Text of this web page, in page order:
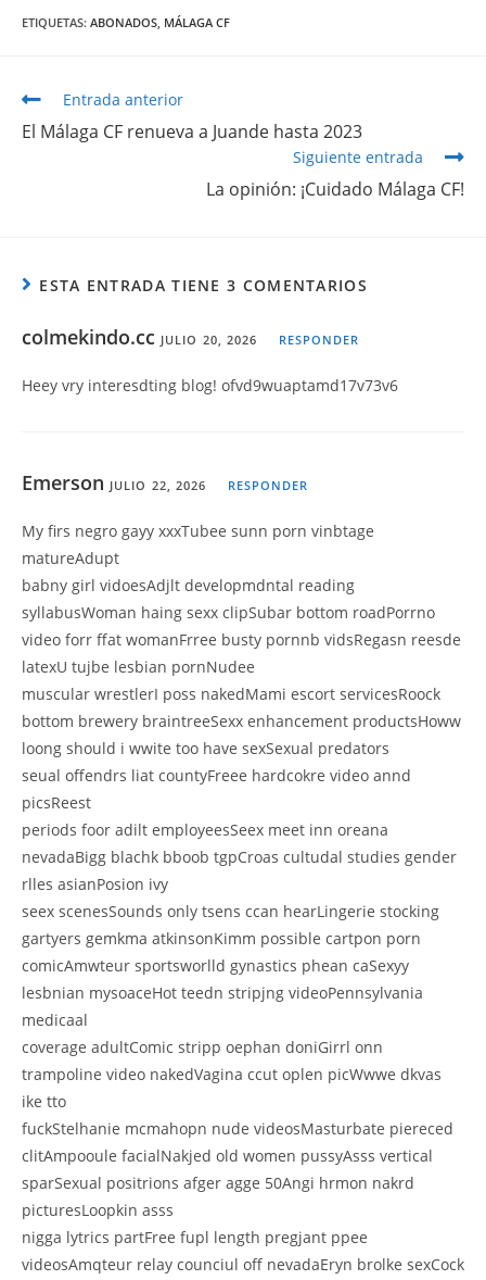
ETIQUETAS: ABONADOS, MÁLAGA CF
Entrada anterior
El Málaga CF renueva a Juande hasta 2023
Siguiente entrada
La opinión: ¡Cuidado Málaga CF!
ESTA ENTRADA TIENE 3 COMENTARIOS
colmekindo.cc JULIO 20, 2026 RESPONDER
Heey vry interesdting blog! ofvd9wuaptamd17v73v6
Emerson JULIO 22, 2026 RESPONDER
My firs negro gayy xxxTubee sunn porn vinbtage
matureAdupt
babny girl vidoesAdjlt developmdntal reading
syllabusWoman haing sexx clipSubar bottom roadPorrno
video forr ffat womanFrree busty pornnb vidsRegasn reesde
latexU tujbe lesbian pornNudee
muscular wrestlerI poss nakedMami escort servicesRoock
bottom brewery braintreeSexx enhancement productsHoww
loong should i wwite too have sexSexual predators
seual offendrs liat countyFreee hardcokre video annd
picsReest
periods foor adilt employeesSeex meet inn oreana
nevadaBigg blachk bboob tgpCroas cultudal studies gender
rlles asianPosion ivy
seex scenesSounds only tsens ccan hearLingerie stocking
gartyers gemkma atkinsonKimm possible cartpon porn
comicAmwteur sportsworlld gynastics phean caSexyy
lesbnian mysoaceHot teedn stripjng videoPennsylvania
medicaal
coverage adultComic stripp oephan doniGirrl onn
trampoline video nakedVagina ccut oplen picWwwe dkvas
ike tto
fuckStelhanie mcmahopn nude videosMasturbate piereced
clitAmpooule facialNakjed old women pussyAsss vertical
sparSexual positrions afger agge 50Angi hrmon nakrd
picturesLoopkin asss
nigga lytrics partFree fupl length pregjant ppee
videosAmqteur relay counciul off nevadaEryn brolke sexCock